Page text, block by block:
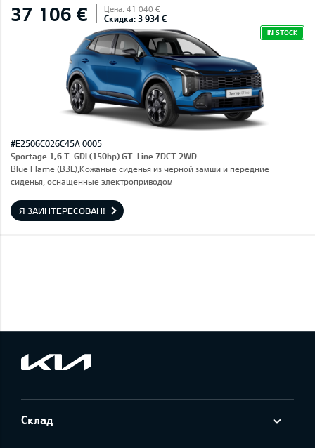
37 106 € Цена: 41 040 €
Скидка: 3 934 €
IN STOCK
#E2506C026C45A 0005
Sportage 1,6 T-GDI (150hp) GT-Line 7DCT 2WD
Blue Flame (B3L),Кожаные сиденья из черной замши и передние
сиденья, оснащенные электроприводом
Я ЗАИНТЕРЕСОВАН!
Склад